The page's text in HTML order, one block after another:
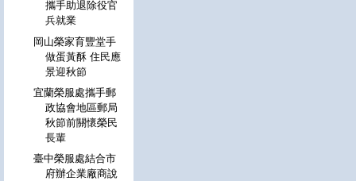
攜手助退除役官
兵就業
岡山榮家育豐堂手
做蛋黃酥 住民應
景迎秋節
宜蘭榮服處攜手郵
政協會地區郵局
秋節前關懷榮民
長輩
臺中榮服處結合市
府辦企業廠商說